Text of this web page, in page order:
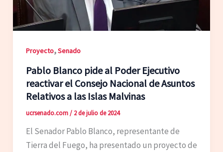
Proyecto,Senado
Pablo Blanco pide al Poder Ejecutivo
reactivar el Consejo Nacional de Asuntos
Relativos a las Islas Malvinas
ucrsenado.com/ 2 de julio de 2024
El Senador Pablo Blanco, representante de
Tierra del Fuego, ha presentado un proyecto de